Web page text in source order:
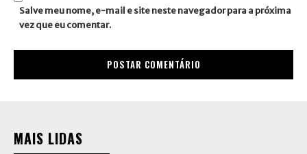
Salve meu nome, e-mail e site neste navegador para a próxima
vez que eu comentar.
MAIS LIDAS